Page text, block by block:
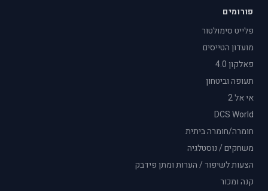
פורומים
פלייט סימולטור
מועדון הטייסים
פאלקון 4.0
תעופה וביטחון
אי אל 2
DCS World
חומרה/חומרה ביתית
משחקים / נוסטלגיה
הצעות לשיפור / הערות ומתן פידבק
קנה ומכור